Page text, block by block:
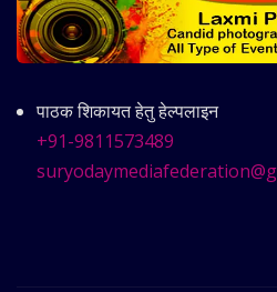
पाठक शिकायत हेतु हेल्पलाइन
+91-9811573489